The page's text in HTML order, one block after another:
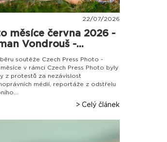
22/07/2026
měsíce června 2026 -
Vondrouš -...
soutěže Czech Press Photo -
v rámci Czech Press Photo byly
z protestů za nezávislost
médií, reportáže z odstřelu
> Celý článek